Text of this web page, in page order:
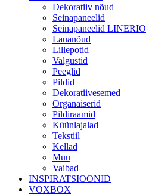
Dekoratiiv nõud
Seinapaneelid
Seinapaneelid LINERIO
Lauanõud
Lillepotid
Valgustid
Peeglid
Pildid
Dekoratiivesemed
Organaiserid
Pildiraamid
Küünlajalad
Tekstiil
Kellad
Muu
Vaibad
INSPIRATSIOONID
VOXBOX